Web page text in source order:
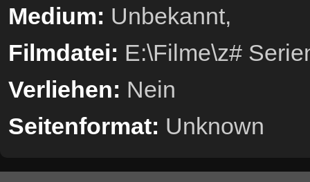
Medium: Unbekannt,
Filmdatei: E:\Filme\z#
Verliehen: Nein
Seitenformat: Unknown